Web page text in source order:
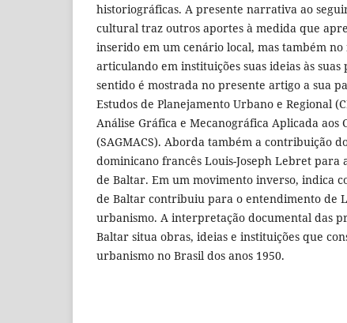
historiográficas. A presente narrativa ao
cultural traz outros aportes à medida que
inserido em um cenário local, mas também
articulando em instituições suas ideias às
sentido é mostrada no presente artigo a sua
Estudos de Planejamento Urbano e Regional
Análise Gráfica e Mecanográfica Aplicada aos
(SAGMACS). Aborda também a contribuição
dominicano francês Louis-Joseph Lebret para
de Baltar. Em um movimento inverso, indica
de Baltar contribuiu para o entendimento de
urbanismo. A interpretação documental das
Baltar situa obras, ideias e instituições que
urbanismo no Brasil dos anos 1950.